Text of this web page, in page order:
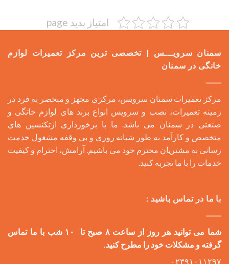
امتیاز بدید page
سمنان سرویـــس | تخصصی ترین مرکز تعمیرات لوازم
خانگی در سمنان
مرکز تعمیرات سمنان سرویس، مرکزی مجهز و منحصر به فرد در
زمینه تعمیرات، نصب و سرویس انواع برند های لوازم خانگی و
صنعتی در سمنان می باشد. ما با برخورداری ازتکنسین های
متخصص و کارآمد به طور شبانه روزی و بی وقفه مشغول خدمت
رسانی به مشتریان محترم خود می باشیم. آرامش، احترام و کیفیت
خدمات را با ما تجربه کنید.
با ما در تماس باشید :
شما می توانید هر روز از ساعت ۸ صبح تا ۱۰ شب با ما تماس
گرفته و مشکلات خود را مطرح کنید.
۰۲۳۹۱۰۱۱۲۹۷